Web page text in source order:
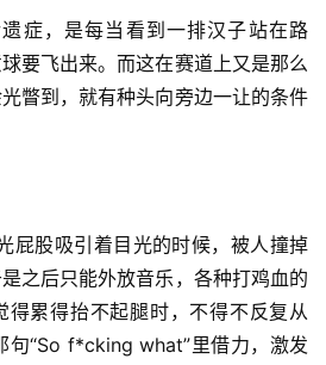
要飞出来。而这在赛道上又是那么
瞥到，就有种头向旁边一让的条件
之后只能外放音乐，各种打鸡血的
得累得抬不起腿时，不得不反复从
句“So f*cking what”里借力，激发